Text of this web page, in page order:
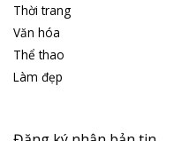
Thời trang
Văn hóa
Thể thao
Làm đẹp